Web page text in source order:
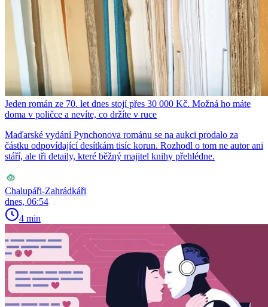
Jeden román ze 70. let dnes stojí přes 30 000 Kč. Možná ho máte
doma v poličce a nevíte, co držíte v ruce
Maďarské vydání Pynchonova románu se na aukci prodalo za
částku odpovídající desítkám tisíc korun. Rozhodl o tom ne autor ani
stáří, ale tři detaily, které běžný majitel knihy přehlédne.
Chalupáři-Zahrádkáři
dnes, 06:54
4 min